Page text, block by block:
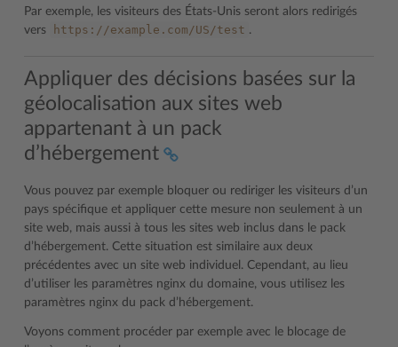
Par exemple, les visiteurs des États-Unis seront alors redirigés
vers
https://example.com/US/test .
Appliquer des décisions basées sur la
géolocalisation aux sites web
appartenant à un pack
d’hébergement
Vous pouvez par exemple bloquer ou rediriger les visiteurs d’un
pays spécifique et appliquer cette mesure non seulement à un
site web, mais aussi à tous les sites web inclus dans le pack
d’hébergement. Cette situation est similaire aux deux
précédentes avec un site web individuel. Cependant, au lieu
d’utiliser les paramètres nginx du domaine, vous utilisez les
paramètres nginx du pack d’hébergement.
Voyons comment procéder par exemple avec le blocage de